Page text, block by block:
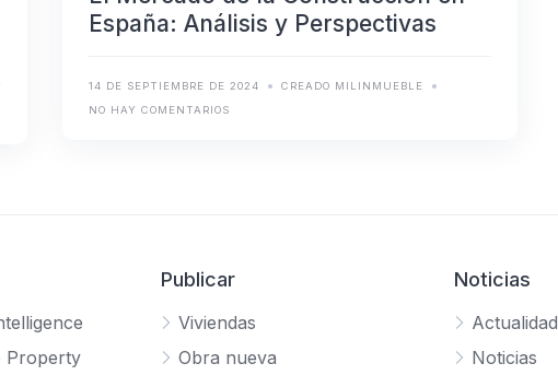
España: Análisis y Perspectivas
14 DE SEPTIEMBRE DE 2024
CREADO MILINMUEBLE
NO HAY COMENTARIOS
Property
Publicar
Viviendas
Obra nueva
Noticias
Actualidad
Noticias